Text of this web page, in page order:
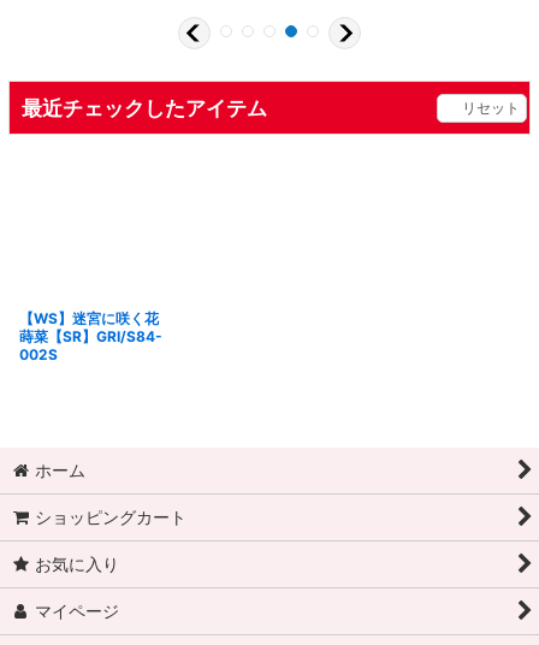
最近チェックしたアイテム リセット
【WS】迷宮に咲く花
蒔菜【SR】GRI/S84-
002S
ホーム
ショッピングカート
お気に入り
マイページ